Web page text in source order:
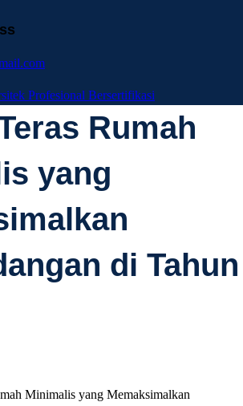
– Jasa
Profesional BersertifikasiRumah
yang
di Tahun
Minimalis yang Memaksimalkan